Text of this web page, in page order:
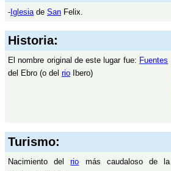
- Iglesiade San Felix.
Historia:
El nombre original de este lugar fue: Fuentes
del Ebro (o del rio Ibero)
Turismo:
Nacimiento delrio más caudaloso de la